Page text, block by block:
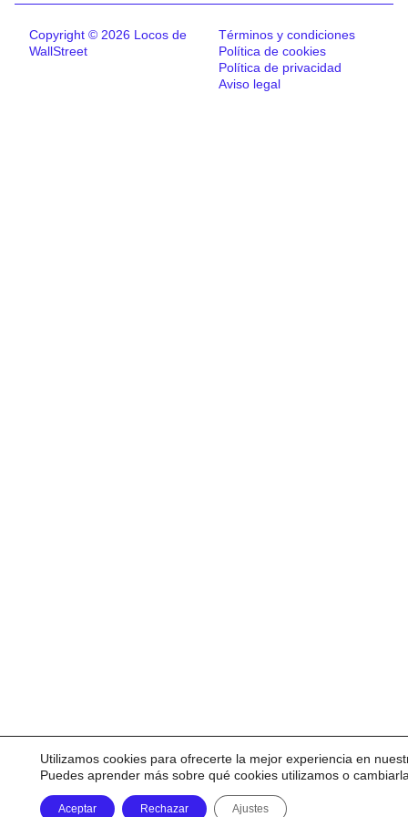
Copyright © 2026 Locos de
WallStreet
Términos y condiciones
Política de cookies
Política de privacidad
Aviso legal
Utilizamos cookies para ofrecerte la mejor experiencia en
Puedes aprender más sobre qué cookies utilizamos o
Aceptar Rechazar Ajustes